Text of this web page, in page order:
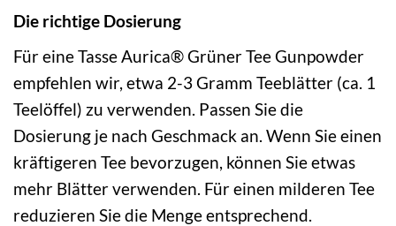
Die richtige Dosierung
Für eine Tasse Aurica® Grüner Tee Gunpowder
empfehlen wir, etwa 2-3 Gramm Teeblätter (ca. 1
Teelöffel) zu verwenden. Passen Sie die
Dosierung je nach Geschmack an. Wenn Sie einen
kräftigeren Tee bevorzugen, können Sie etwas
mehr Blätter verwenden. Für einen milderen Tee
reduzieren Sie die Menge entsprechend.